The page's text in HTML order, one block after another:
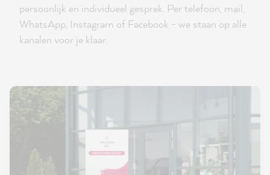
persoonlijk en individueel gesprek. Per telefoon, mail,
WhatsApp, Instagram of Facebook - we staan op alle
kanalen voor je klaar.